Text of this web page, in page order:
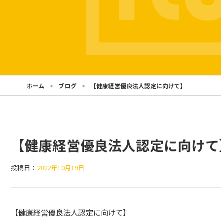
ホーム ブログ 【健康経営優良法人認定に向けて】
【健康経営優良法人認定に向け
投稿日： 2022年10月19日
【健康経営優良法人認定に向けて】